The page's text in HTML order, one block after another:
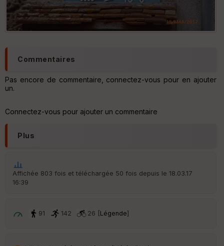
Commentaires
Pas encore de commentaire, connectez-vous pour en ajouter
un.
Connectez-vous pour ajouter un commentaire
Plus
Affichée 803 fois et téléchargée 50 fois depuis le 18.03.17
16:39
91 142 26 [Légende]